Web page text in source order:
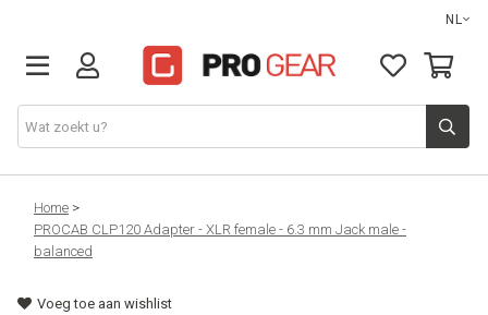
NL
DJ gear
Lights & effects
Home >
PROCAB CLP120 Adapter - XLR female - 6.3 mm Jack male -
balanced
Voeg toe aan wishlist